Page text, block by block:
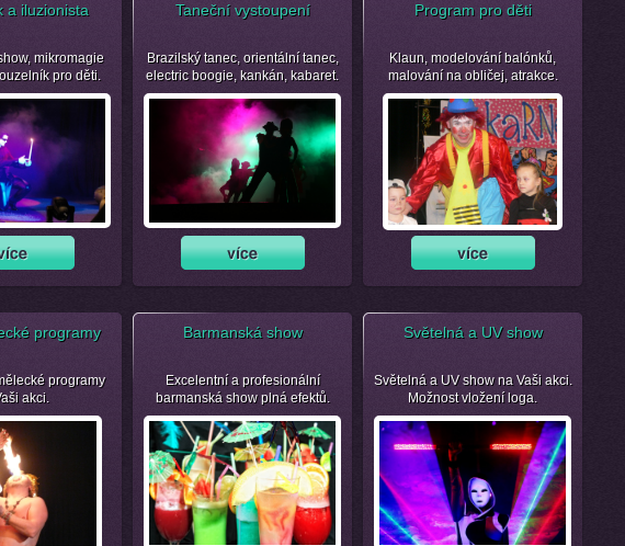
a iluzionista
mikromagie
pro děti.
Taneční vystoupení
Brazilský tanec, orientální tanec,
electric boogie, kankán, kabaret.
Program pro děti
Klaun, modelování balónků,
malování na obličej, atrakce.
programy
programy
akci.
Barmanská show
Excelentní a profesionální
barmanská show plná efektů.
Světelná a UV show
Světelná a UV show na Vaši akci.
Možnost vložení loga.